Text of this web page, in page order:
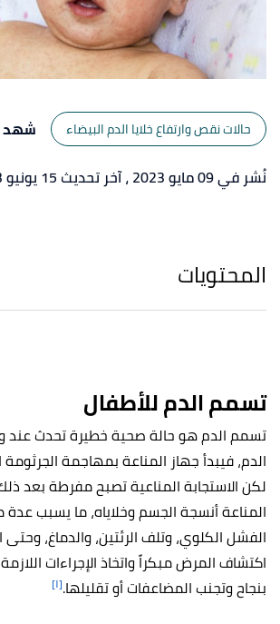
حالات نقص وارتفاع خلايا الدم البيضاء
شهد
نُشر في 09 مايو 2023
، آخر تحديث 15 يونيو 2023
المحتويات
تسمم الدم للأطفال
تسمم الدم هو حالة صحية خطيرة تحدث
الدم، فيبدأ جهاز المناعة بمهاجمة
لكن الاستجابة المناعية تصبح مفرطة بعد
المناعة أنسجة الجسم وخلاياه، ما يسبب
الفشل الكلوي، وتلف الرئتين، والدماغ،
اكتشاف المرض مبكراً واتخاذ الإجراءات
بنجاح وتجنب المضاعفات أو تقليلها.[١]